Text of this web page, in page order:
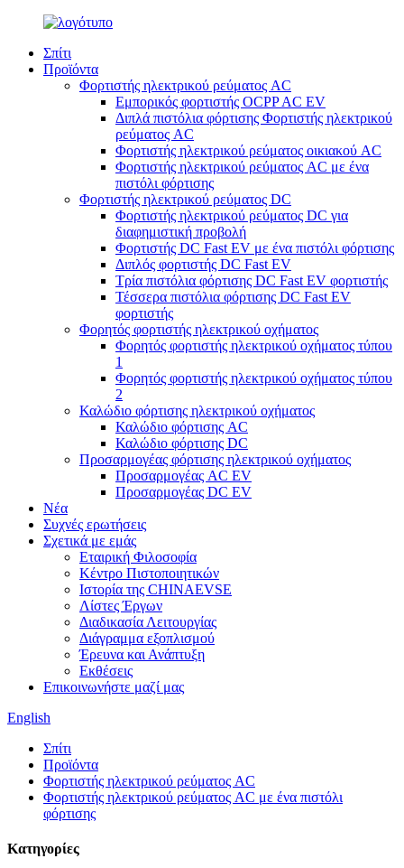
Σπίτι
Προϊόντα
Φορτιστής ηλεκτρικού ρεύματος AC
Εμπορικός φορτιστής OCPP AC EV
Διπλά πιστόλια φόρτισης Φορτιστής ηλεκτρικού
ρεύματος AC
Φορτιστής ηλεκτρικού ρεύματος οικιακού AC
Φορτιστής ηλεκτρικού ρεύματος AC με ένα
πιστόλι φόρτισης
Φορτιστής ηλεκτρικού ρεύματος DC
Φορτιστής ηλεκτρικού ρεύματος DC για
διαφημιστική προβολή
Φορτιστής DC Fast EV με ένα πιστόλι φόρτισης
Διπλός φορτιστής DC Fast EV
Τρία πιστόλια φόρτισης DC Fast EV φορτιστής
Τέσσερα πιστόλια φόρτισης DC Fast EV
φορτιστής
Φορητός φορτιστής ηλεκτρικού οχήματος
Φορητός φορτιστής ηλεκτρικού οχήματος τύπου
1
Φορητός φορτιστής ηλεκτρικού οχήματος τύπου
2
Καλώδιο φόρτισης ηλεκτρικού οχήματος
Καλώδιο φόρτισης AC
Καλώδιο φόρτισης DC
Προσαρμογέας φόρτισης ηλεκτρικού οχήματος
Προσαρμογέας AC EV
Προσαρμογέας DC EV
Νέα
Συχνές ερωτήσεις
Σχετικά με εμάς
Εταιρική Φιλοσοφία
Κέντρο Πιστοποιητικών
Ιστορία της CHINAEVSE
Λίστες Έργων
Διαδικασία Λειτουργίας
Διάγραμμα εξοπλισμού
Έρευνα και Ανάπτυξη
Εκθέσεις
Επικοινωνήστε μαζί μας
English
Σπίτι
Προϊόντα
Φορτιστής ηλεκτρικού ρεύματος AC
Φορτιστής ηλεκτρικού ρεύματος AC με ένα πιστόλι
φόρτισης
Κατηγορίες